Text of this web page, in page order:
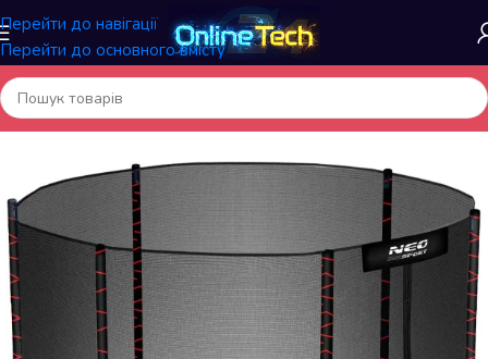
Перейти до навігації
Перейти до основного вмісту
Головна/Батути й аксесуари